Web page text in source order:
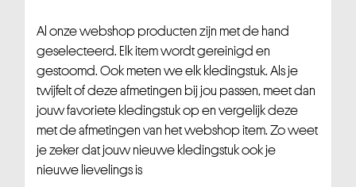
Al onze webshop producten zijn met de hand
geselecteerd. Elk item wordt gereinigd en
gestoomd. Ook meten we elk kledingstuk. Als je
twijfelt of deze afmetingen bij jou passen, meet dan
jouw favoriete kledingstuk op en vergelijk deze
met de afmetingen van het webshop item. Zo weet
je zeker dat jouw nieuwe kledingstuk ook je
nieuwe lievelings is